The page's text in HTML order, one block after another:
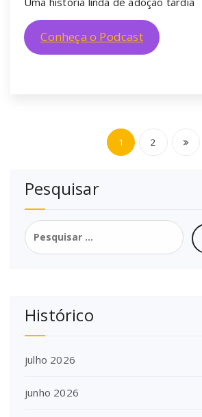
Conheça o Podcast
Paginação
1 2
Pesquisar
Pesquisar
por:
Histórico
julho 2026
junho 2026